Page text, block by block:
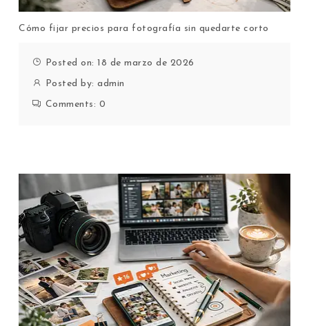
Cómo fijar precios para fotografía sin quedarte corto
Posted on: 18 de marzo de 2026
Posted by:admin
Comments: 0